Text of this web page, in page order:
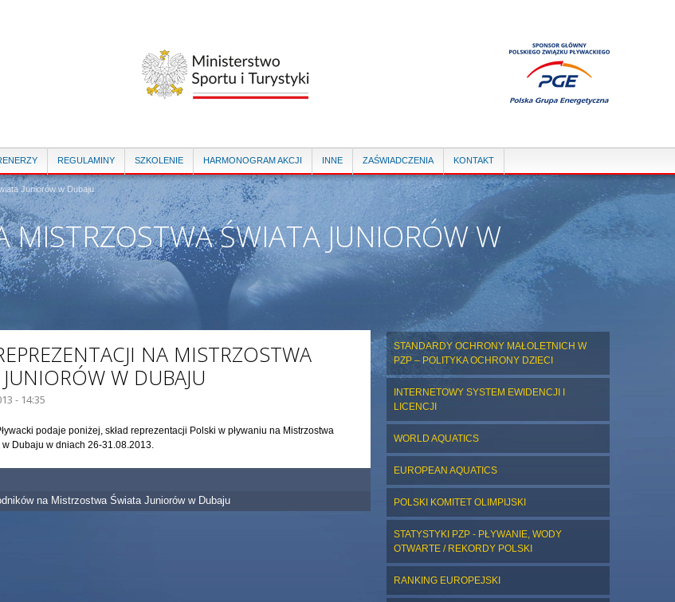
REGULAMINY SZKOLENIE HARMONOGRAM AKCJI INNE ZAŚWIADCZENIA KONTAKT
Juniorów w Dubaju
MISTRZOSTWA ŚWIATA JUNIORÓW W
NA MISTRZOSTWA
W DUBAJU
- 14:35
podaje poniżej, skład reprezentacji Polski w pływaniu na Mistrzostwa
Dubaju w dniach 26-31.08.2013.
na Mistrzostwa Świata Juniorów w Dubaju
STANDARDY OCHRONY MAŁOLETNICH W
PZP – POLITYKA OCHRONY DZIECI
INTERNETOWY SYSTEM EWIDENCJI I
LICENCJI
WORLD AQUATICS
EUROPEAN AQUATICS
POLSKI KOMITET OLIMPIJSKI
STATYSTYKI PZP - PŁYWANIE, WODY
OTWARTE / REKORDY POLSKI
RANKING EUROPEJSKI